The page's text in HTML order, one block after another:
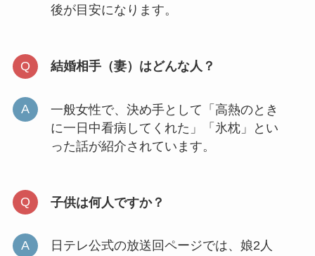
後が目安になります。
結婚相手（妻）はどんな人？
一般女性で、決め手として「高熱のとき
に一日中看病してくれた」「氷枕」とい
った話が紹介されています。
子供は何人ですか？
日テレ公式の放送回ページでは、娘2人